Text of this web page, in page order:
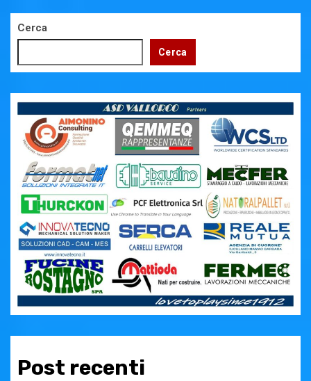
Cerca
Cerca
Post recenti